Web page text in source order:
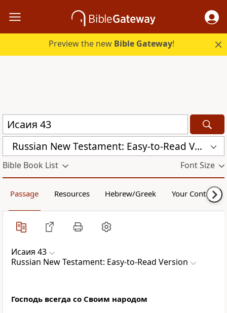
Preview the new Bible Gateway!
Russian New Testament: Easy-to-Read Version (ERV-RU)
Bible Book List Font Size
Passage Resources Hebrew/Greek Your Content
Исаия 43
Russian New Testament: Easy-to-Read Version
Господь всегда со Своим народом